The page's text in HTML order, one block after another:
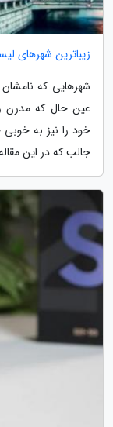
زیباترین شهرهای
شهرهایی که
عین حال که مدرن
خود را نیز به
جالب که در این